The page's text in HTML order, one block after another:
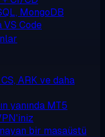
MongoDB
VS Code
ARK ve daha
yanında MT5
bir masaüstü